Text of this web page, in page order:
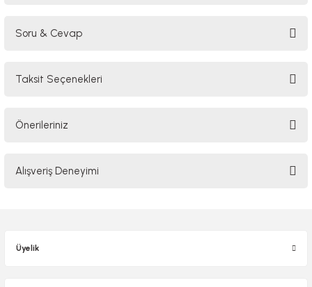
Soru & Cevap
Taksit Seçenekleri
Önerileriniz
yetersiz gördüğünüz noktaları öneri formunu kullanarak tarafımıza
Ürün açıklamasında eksik bilgiler bulunuyor.
Alışveriş Deneyimi
Üyelik